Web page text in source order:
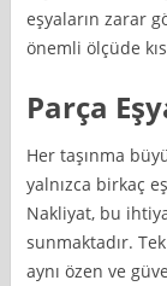
eşyaların zarar
önemli ölçüde
Parça
Her taşınma
yalnızca birkaç
Nakliyat, bu
sunmaktadır.
aynı özen ve